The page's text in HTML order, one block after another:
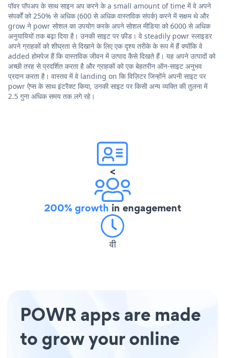
पॉवर पॉपअप के साथ साइन अप करने के a small amount of time में वे अपने
संपर्कों को 250% से अधिक (600 से अधिक वास्तविक संपर्क) करने में सक्षम थे और
grow ने powr सोशल का उपयोग करके अपने सोशल मीडिया को 6000 से अधिक
अनुयायियों तक बढ़ा दिया है। उनकी साइट पर फ़ीड। वे steadily powr स्लाइडर
अपने ग्राहकों को शीघ्रता से दिखाने के लिए एक दृश्य तरीके के रूप में हैं क्योंकि वे
added होमपेज हैं कि वास्तविक जीवन में उत्पाद कैसे दिखते हैं। यह अपने उत्पादों को
अच्छी तरह से प्रदर्शित करता है और ग्राहकों को एक बेहतरीन ऑन-साइट अनुभव
प्रदान करता है। वास्तव में वे landing on कि विज़िटर जिन्होंने अपनी साइट पर
powr ऐप्स के साथ इंटरैक्ट किया, उनकी साइट पर किसी अन्य व्यक्ति की तुलना में
2.5 गुना अधिक समय तक लगे रहे।
<
200% growth in engagement
वी
POWR apps are made
to grow your online